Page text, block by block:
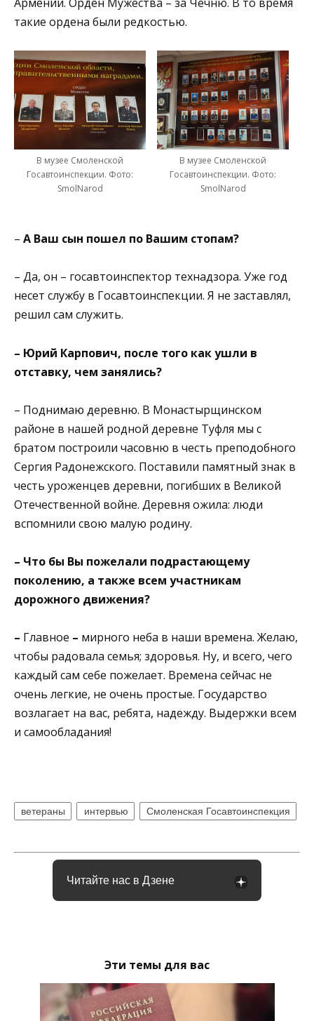
такие ордена были редкостью.
В музее Смоленской
Госавтоинспекции. Фото:
SmolNarod
В музее Смоленской
Госавтоинспекции. Фото:
SmolNarod
– А Ваш сын пошел по Вашим стопам?
– Да, он – госавтоинспектор технадзора. Уже год
несет службу в Госавтоинспекции. Я не заставлял,
решил сам служить.
– Юрий Карпович, после того как ушли в
отставку, чем занялись?
– Поднимаю деревню. В Монастырщинском
районе в нашей родной деревне Туфля мы с
братом построили часовню в честь преподобного
Сергия Радонежского. Поставили памятный знак в
честь уроженцев деревни, погибших в Великой
Отечественной войне. Деревня ожила: люди
вспомнили свою малую родину.
– Что бы Вы пожелали подрастающему
поколению, а также всем участникам
дорожного движения?
– Главное – мирного неба в наши времена. Желаю,
чтобы радовала семья; здоровья. Ну, и всего, чего
каждый сам себе пожелает. Времена сейчас не
очень легкие, не очень простые. Государство
возлагает на вас, ребята, надежду. Выдержки всем
и самообладания!
ветераны интервью Смоленская Госавтоинспекция
Читайте нас в Дзене
Эти темы для вас